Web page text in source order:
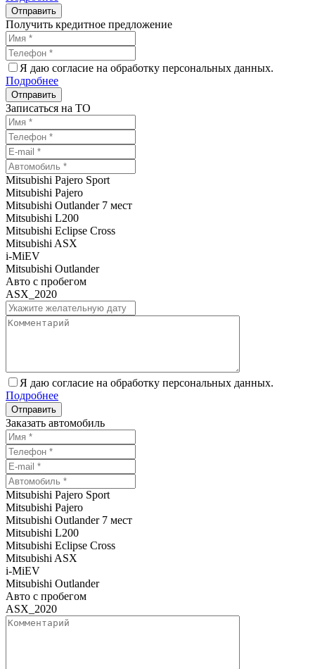
Получить кредитное предложение
Я даю согласие на обработку персональных данных.
Подробнее
Записаться на ТО
Mitsubishi Pajero Sport
Mitsubishi Pajero
Mitsubishi Outlander 7 мест
Mitsubishi L200
Mitsubishi Eclipse Cross
Mitsubishi ASX
i-MiEV
Mitsubishi Outlander
Авто с пробегом
ASX_2020
Я даю согласие на обработку персональных данных.
Подробнее
Заказать автомобиль
Mitsubishi Pajero Sport
Mitsubishi Pajero
Mitsubishi Outlander 7 мест
Mitsubishi L200
Mitsubishi Eclipse Cross
Mitsubishi ASX
i-MiEV
Mitsubishi Outlander
Авто с пробегом
ASX_2020